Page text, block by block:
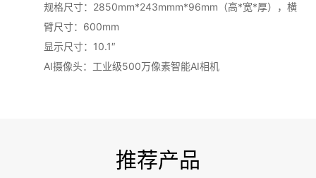
规格尺寸：2850mm*243mmm*96mm（高*宽*厚），横
臂尺寸：600mm
显示尺寸：10.1″
AI摄像头：工业级500万像素智能AI相机
推荐产品